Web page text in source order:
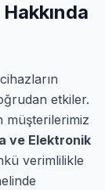
etkiler.
müşterilerimiz
ve Elektronik
verimlilikle